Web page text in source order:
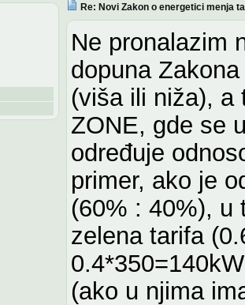
Re: Novi Zakon o energetici menja
Ne pronalazim
dopuna
(viša ili niža), a
ZONE, gde se
određuje
primer, ako je
(60% : 40%), u
zelena tarifa
(ako u njima